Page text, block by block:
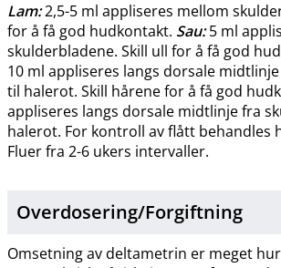
Lam:2,5-5 ml appliseres mellom
for å få god hudkontakt. Sau:5 ml
skulderbladene. Skill ull for å få god
10 ml appliseres langs dorsale
til halerot. Skill hårene for å få god
appliseres langs dorsale midtlinje fra
halerot. For kontroll av flått behandles
Fluer fra 2-6 ukers intervaller.
Overdosering​/​Forgiftning
Omsetning av deltametrin er meget